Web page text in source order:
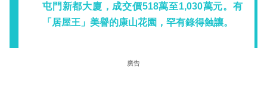
屯門新都大廈，成交價518萬至1,030萬元。有
「居屋王」美譽的康山花園，罕有錄得蝕讓。
廣告